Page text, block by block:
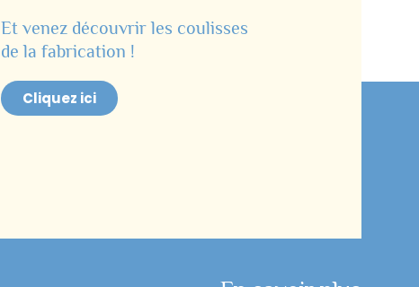
Et venez découvrir les coulisses
de la fabrication !
Cliquez ici